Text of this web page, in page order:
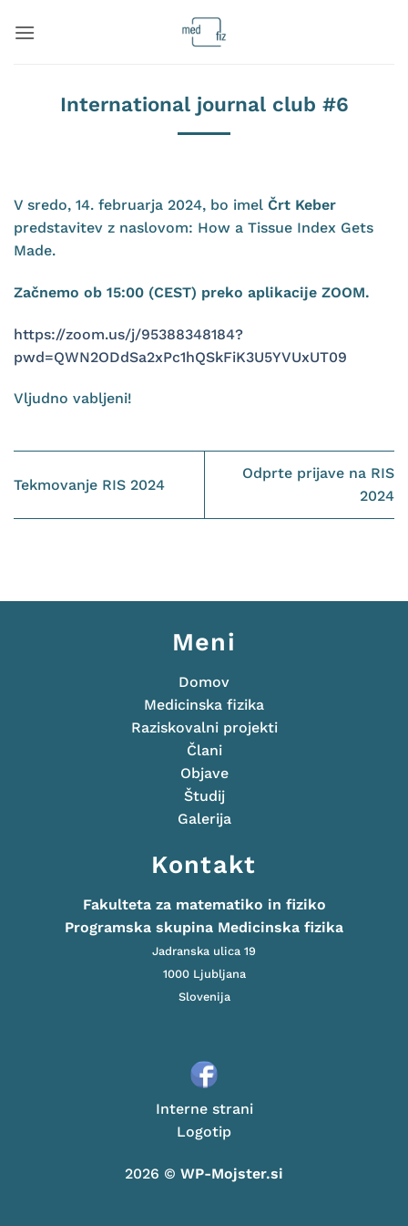
na
International journal club #6
V sredo, 14. februarja 2024, bo imel Črt Keber
predstavitev z naslovom: How a Tissue Index Gets
Made.
Začnemo ob 15:00 (CEST) preko aplikacije ZOOM.
https://zoom.us/j/95388348184?
pwd=QWN2ODdSa2xPc1hQSkFiK3U5YVUxUT09
Vljudno vabljeni!
Tekmovanje RIS 2024
Odprte prijave na RIS
2024
Meni
Domov
Medicinska fizika
Raziskovalni projekti
Člani
Objave
Študij
Galerija
Kontakt
Fakulteta za matematiko in fiziko
Programska skupina Medicinska fizika
Jadranska ulica 19
1000 Ljubljana
Slovenija
Interne strani
Logotip
2026 © WP-Mojster.si